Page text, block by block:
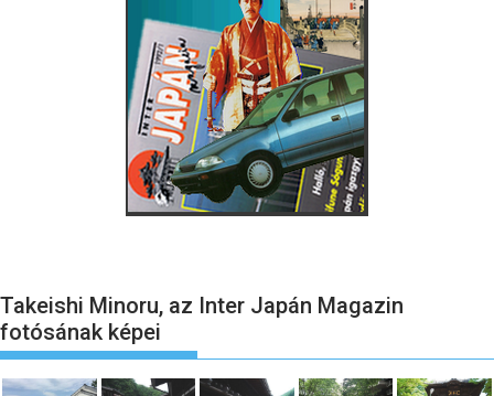
Takeishi Minoru, az Inter Japán Magazin
fotósának képei